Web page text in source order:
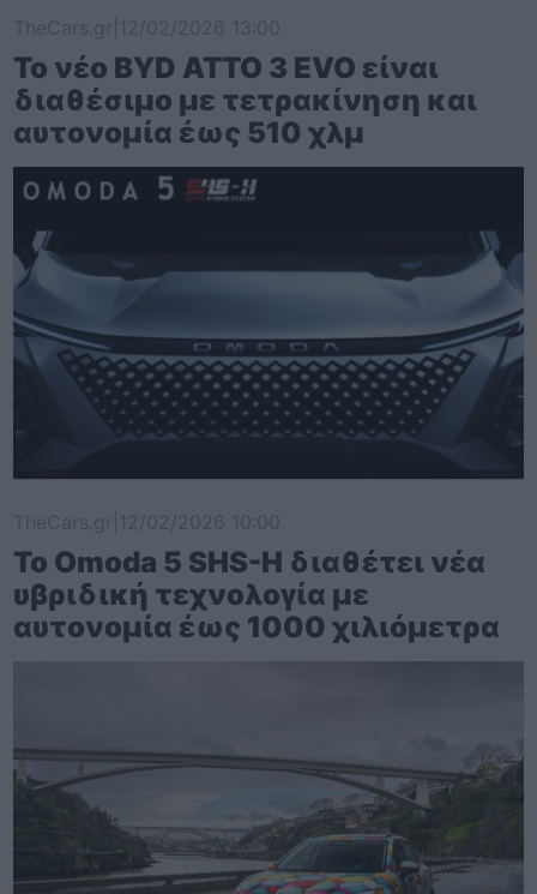
Το νέο BYD ATTO 3 EVO είναι
διαθέσιμο με τετρακίνηση και
αυτονομία έως 510 χλμ
Το Omoda 5 SHS-H διαθέτει νέα
υβριδική τεχνολογία με
αυτονομία έως 1000 χιλιόμετρα